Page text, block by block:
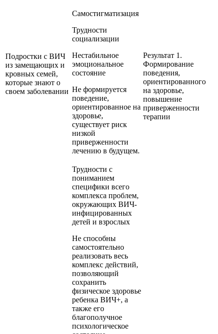
Подростки с ВИЧ
из замещающих и
кровных семей,
которые знают о
своем заболевании
Самостигматизация
Трудности
социализации
Нестабильное
эмоциональное
состояние
Не формируется
поведение,
ориентированное на
здоровье,
существует риск
низкой
приверженности
лечению в будущем.
Результат 1.
Формирование
поведения,
ориентированного
на здоровье,
повышение
приверженности
терапии
Трудности с
пониманием
специфики всего
комплекса проблем,
окружающих ВИЧ-
инфицированных
детей и взрослых
Не способны
самостоятельно
реализовать весь
комплекс действий,
позволяющий
сохранить
физическое здоровье
ребенка ВИЧ+, а
также его
благополучное
психологическое